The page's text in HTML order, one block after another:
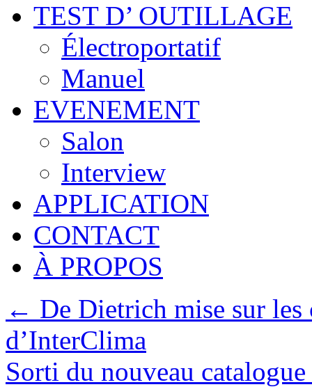
TEST D’ OUTILLAGE
Électroportatif
Manuel
EVENEMENT
Salon
Interview
APPLICATION
CONTACT
À PROPOS
← De Dietrich mise sur
d’InterClima
Sorti du nouveau